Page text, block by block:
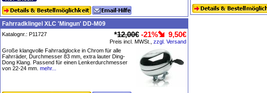
Fahrradklingel XLC 'Mingun' DD-M09
Katalognr.: P11727 *12,00€ -21% 9,50€
Preis incl. MWSt., zzgl. Versand
Große klangvolle Fahrradglocke in Chrom für alle
Fahrräder, Durchmesser 83 mm, extra lauter Ding-
Dong Klang. Passend für einen Lenkerdurchmesser
von 22-24 mm. mehr...